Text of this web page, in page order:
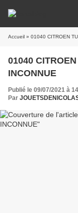
Accueil » 01040 CITROEN
01040
INCONNUE
Publié le 09/07/2021 à
Par